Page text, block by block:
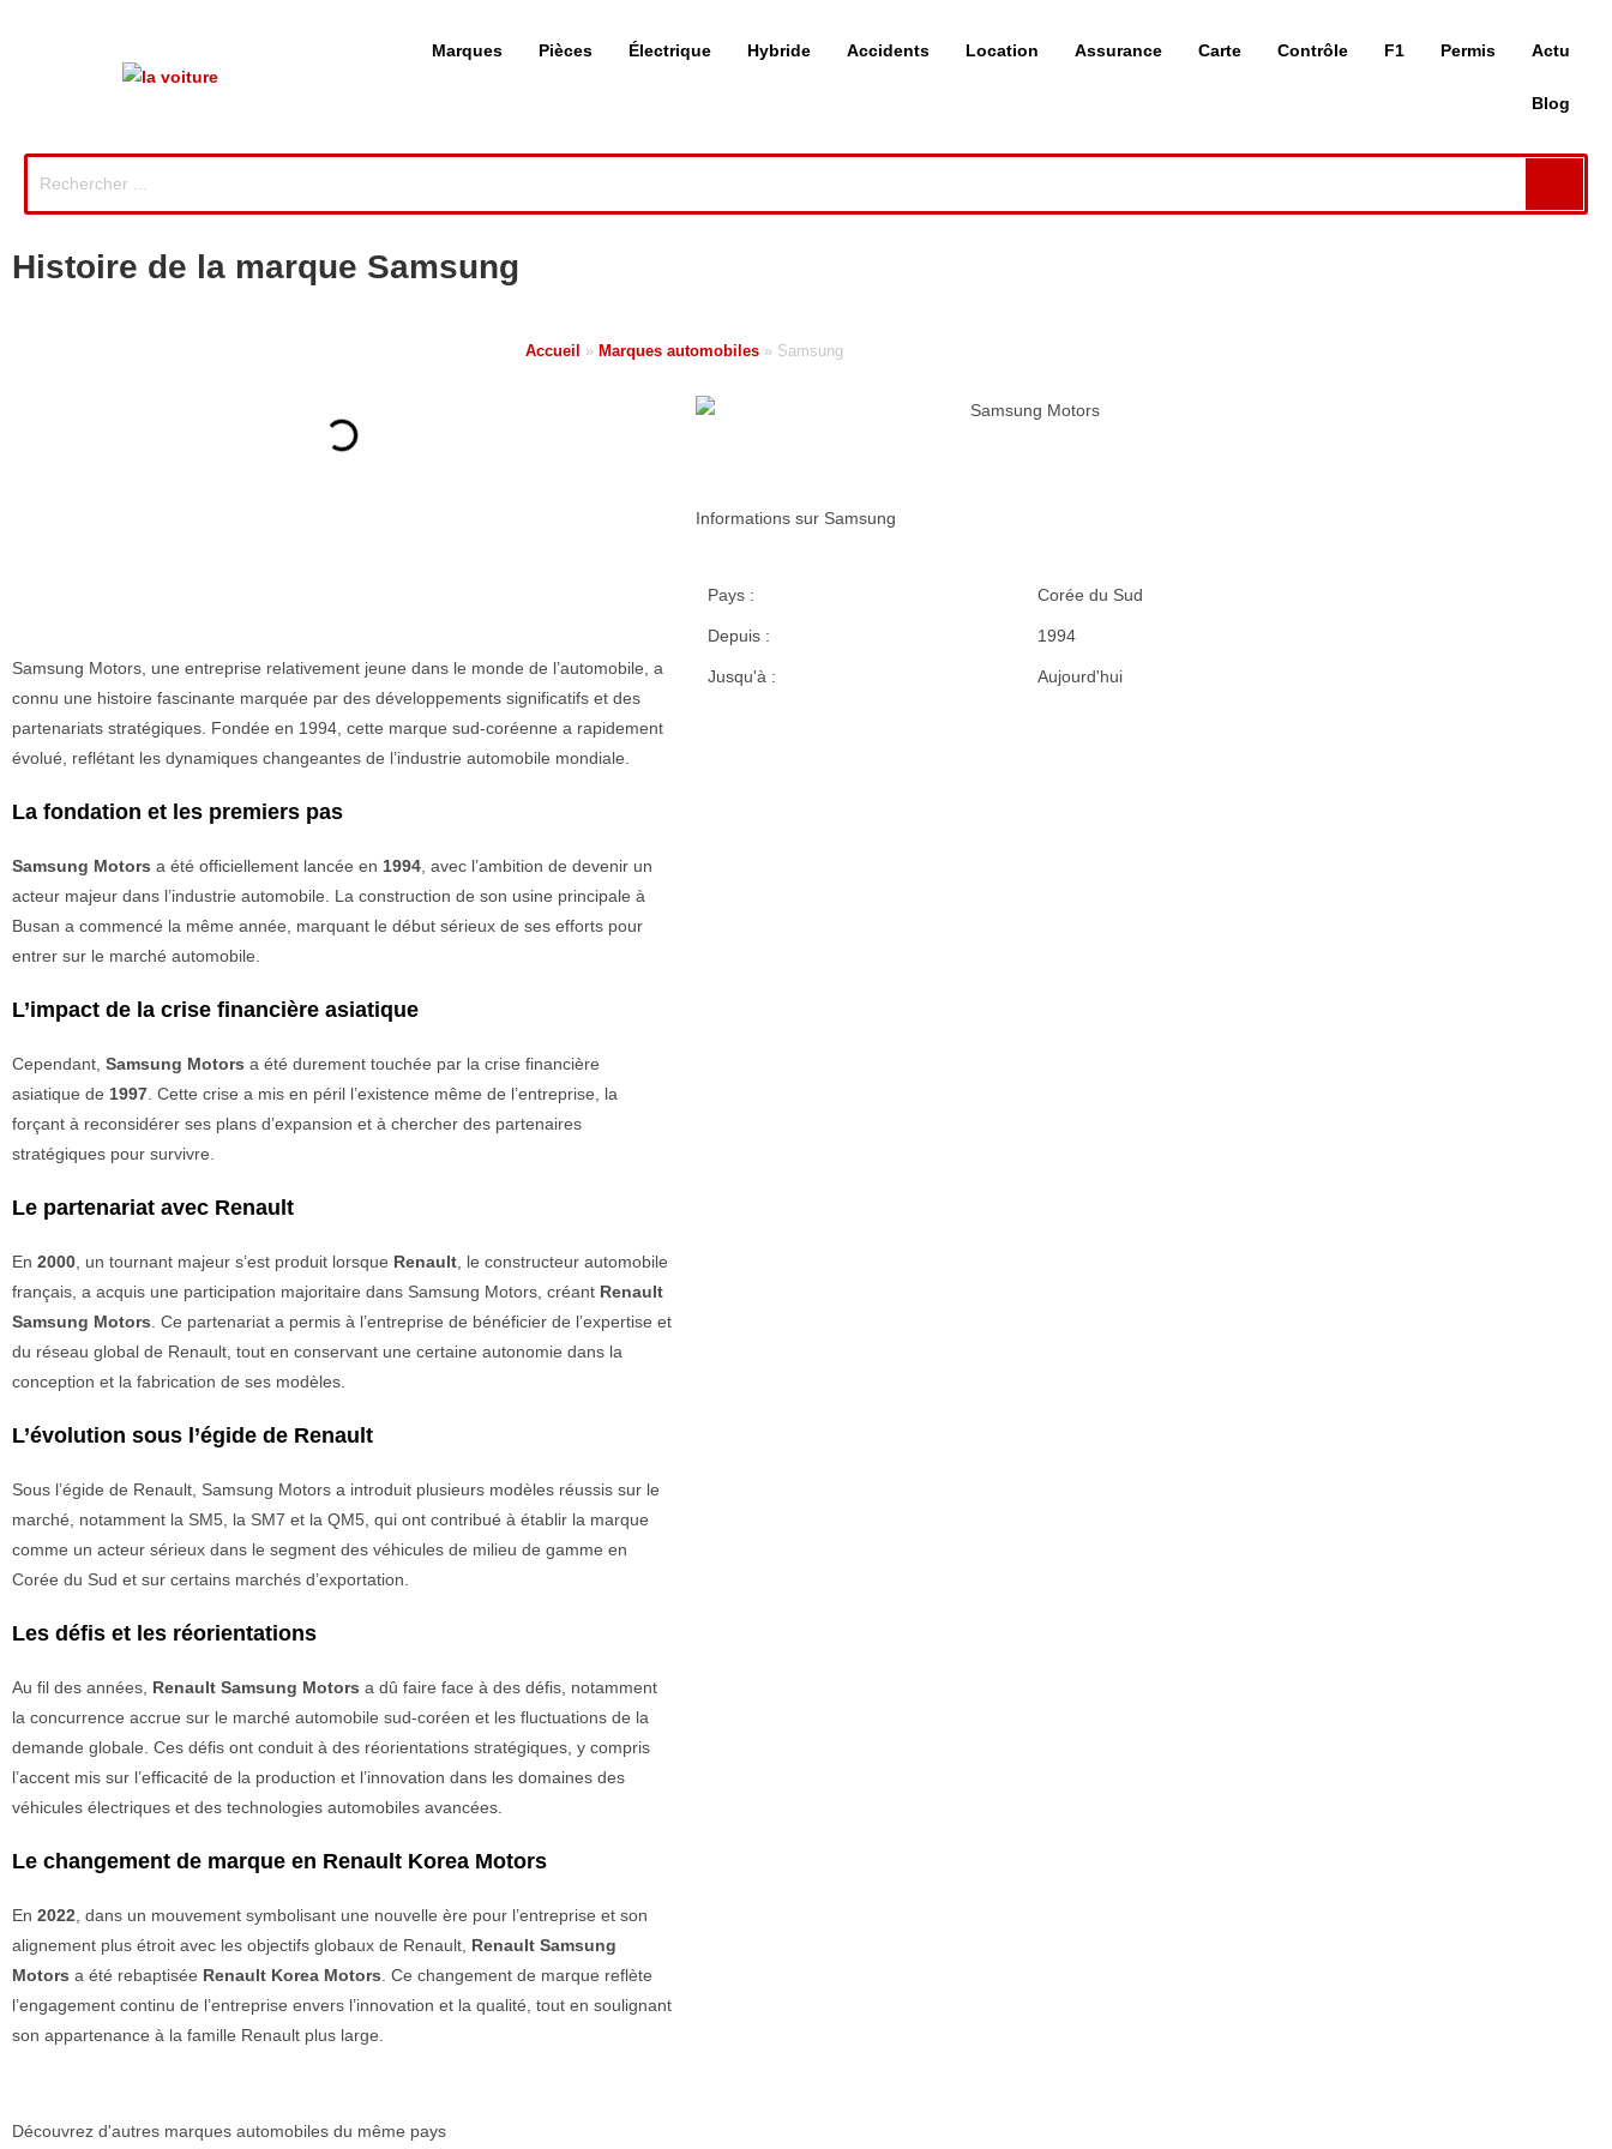
Marques Pièces Électrique Hybride Accidents Location Assurance Carte Contrôle F1 Permis Actu
Blog
Histoire de la marque Samsung
Accueil » Marques automobiles » Samsung
Samsung Motors, une entreprise relativement jeune dans le monde de l’automobile, a
connu une histoire fascinante marquée par des développements significatifs et des
partenariats stratégiques. Fondée en 1994, cette marque sud-coréenne a rapidement
évolué, reflétant les dynamiques changeantes de l’industrie automobile mondiale.
La fondation et les premiers pas
Samsung Motors a été officiellement lancée en 1994 , avec l’ambition de devenir un
acteur majeur dans l’industrie automobile. La construction de son usine principale à
Busan a commencé la même année, marquant le début sérieux de ses efforts pour
entrer sur le marché automobile.
L’impact de la crise financière asiatique
Cependant, Samsung Motors a été durement touchée par la crise financière
asiatique de 1997 . Cette crise a mis en péril l’existence même de l’entreprise, la
forçant à reconsidérer ses plans d’expansion et à chercher des partenaires
stratégiques pour survivre.
Le partenariat avec Renault
En 2000 , un tournant majeur s’est produit lorsque Renault , le constructeur automobile
français, a acquis une participation majoritaire dans Samsung Motors, créant Renault
Samsung Motors . Ce partenariat a permis à l’entreprise de bénéficier de l’expertise et
du réseau global de Renault, tout en conservant une certaine autonomie dans la
conception et la fabrication de ses modèles.
L’évolution sous l’égide de Renault
Sous l’égide de Renault, Samsung Motors a introduit plusieurs modèles réussis sur le
marché, notamment la SM5, la SM7 et la QM5, qui ont contribué à établir la marque
comme un acteur sérieux dans le segment des véhicules de milieu de gamme en
Corée du Sud et sur certains marchés d’exportation.
Les défis et les réorientations
Au fil des années, Renault Samsung Motors a dû faire face à des défis, notamment
la concurrence accrue sur le marché automobile sud-coréen et les fluctuations de la
demande globale. Ces défis ont conduit à des réorientations stratégiques, y compris
l’accent mis sur l’efficacité de la production et l’innovation dans les domaines des
véhicules électriques et des technologies automobiles avancées.
Le changement de marque en Renault Korea Motors
En 2022 , dans un mouvement symbolisant une nouvelle ère pour l’entreprise et son
alignement plus étroit avec les objectifs globaux de Renault, Renault Samsung
Motors a été rebaptisée Renault Korea Motors . Ce changement de marque reflète
l’engagement continu de l’entreprise envers l’innovation et la qualité, tout en soulignant
son appartenance à la famille Renault plus large.
Informations sur Samsung
Pays : Corée du Sud
Depuis : 1994
Jusqu'à : Aujourd'hui
Découvrez d'autres marques automobiles du même pays